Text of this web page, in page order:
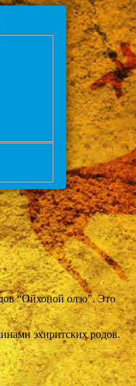
“Ойхоной олзо”. Это
эхиритских родов.